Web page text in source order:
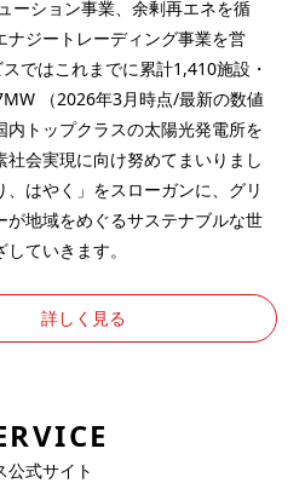
ーション事業、余剰再エネを循
ナジートレーディング事業を営
ではこれまでに累計1,410施設・
（2026年3月時点/最新の数値
内トップクラスの太陽光発電所を
社会実現に向け努めてまいりまし
、はやく」をスローガンに、グリ
が地域をめぐるサステナブルな世
ていきます。
詳しく見る
公式サイト